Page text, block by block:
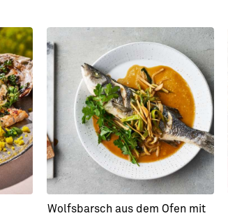
Wolfsbarsch aus dem Ofen mit